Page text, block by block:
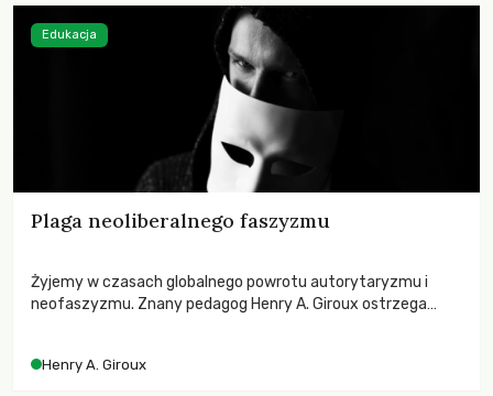
Plaga neoliberalnego faszyzmu
Żyjemy w czasach globalnego powrotu autorytaryzmu i
neofaszyzmu. Znany pedagog Henry A. Giroux ostrzega
wychowają świadomych obywateli?
Henry A. Giroux
Edukacja